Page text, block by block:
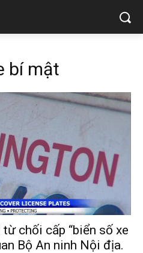
bí mật
chối cấp “biển số xe
Bộ An ninh Nội địa.